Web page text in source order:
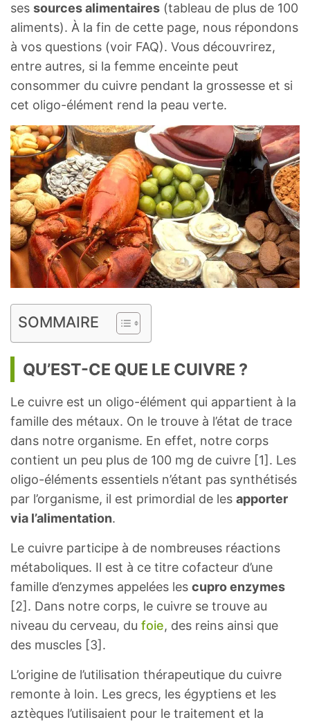
ses sources alimentaires (tableau de plus de 100
aliments). À la fin de cette page, nous répondons
à vos questions (voir FAQ). Vous découvrirez,
entre autres, si la femme enceinte peut
consommer du cuivre pendant la grossesse et si
cet oligo-élément rend la peau verte.
SOMMAIRE
QU’EST-CE QUE LE CUIVRE ?
Le cuivre est un oligo-élément qui appartient à la
famille des métaux. On le trouve à l’état de trace
dans notre organisme. En effet, notre corps
contient un peu plus de 100 mg de cuivre [1]. Les
oligo-éléments essentiels n’étant pas synthétisés
par l’organisme, il est primordial de les apporter
via l’alimentation.
Le cuivre participe à de nombreuses réactions
métaboliques. Il est à ce titre cofacteur d’une
famille d’enzymes appelées les cupro enzymes
[2]. Dans notre corps, le cuivre se trouve au
niveau du cerveau, du foie, des reins ainsi que
des muscles [3].
L’origine de l’utilisation thérapeutique du cuivre
remonte à loin. Les grecs, les égyptiens et les
aztèques l’utilisaient pour le traitement et la